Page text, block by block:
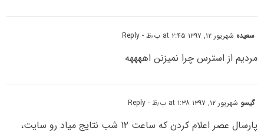
سعیده شهریور ۱۲, ۱۳۹۷ at ۲:۴۵ ب٫ظ - Reply
مردیم از استرس چرا نمیزنن اههههه
گیسو شهریور ۱۲, ۱۳۹۷ at ۱:۳۸ ب٫ظ - Reply
پارسال عصر اعلام کردن که ساعت ۱۲ شب نتایج میاد رو سایت،